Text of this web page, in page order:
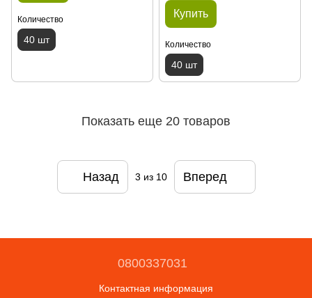
Количество
40 шт
Купить
Количество
40 шт
Показать еще 20 товаров
Назад 3 из 10 Вперед
0800337031
Контактная информация